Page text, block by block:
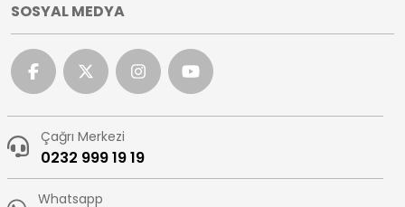
SOSYAL MEDYA
Çağrı Merkezi
0232 999 19 19
Whatsapp